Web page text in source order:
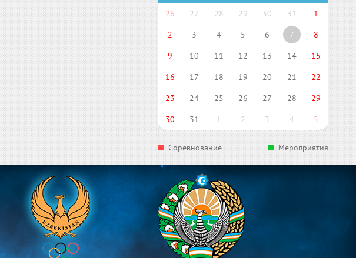
26 27 28 29 30 31
1
2
3 4 5 6 7
8
9
10 11 12 13 14
15
16
17 18 19 20 21
22
23
24 25 26 27 28
29
30
31 1 2 3 4 5
Соревнование Мероприятия